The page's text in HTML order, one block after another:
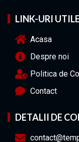
LINK-URI UTILE
Acasa
Despre noi
Politica de
Contact
DETALII DE